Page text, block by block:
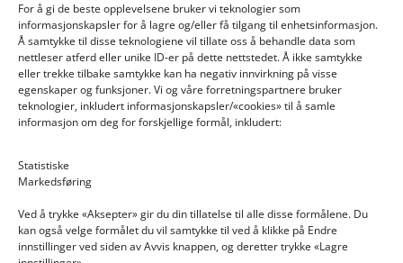
For å gi de beste opplevelsene bruker vi teknologier som
informasjonskapsler for å lagre og/eller få tilgang til enhetsinformasjon.
Å samtykke til disse teknologiene vil tillate oss å behandle data som
nettleser atferd eller unike ID-er på dette nettstedet. Å ikke samtykke
eller trekke tilbake samtykke kan ha negativ innvirkning på visse
egenskaper og funksjoner. Vi og våre forretningspartnere bruker
teknologier, inkludert informasjonskapsler/«cookies» til å samle
informasjon om deg for forskjellige formål, inkludert:
Statistiske
Markedsføring
Ved å trykke «Aksepter» gir du din tillatelse til alle disse formålene. Du
kan også velge formålet du vil samtykke til ved å klikke på Endre
innstillinger ved siden av Avvis knappen, og deretter trykke «Lagre